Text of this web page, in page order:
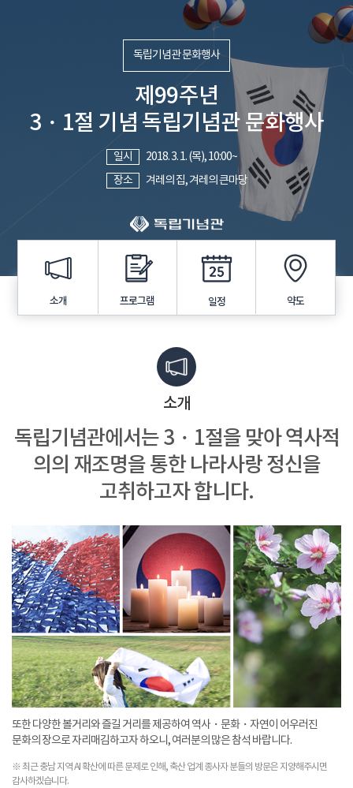
독립기념관 문화행사
제99주년
3・1절 기념 독립기념관 문화행사
일시
2018. 3. 1. (목), 10:00~
장소
겨레의 집, 겨레의 큰마당
소개 프로그램 일정 약도
소개
독립기념관에서는 3・1절을 맞아역사적
의의 재조명을 통한 나라사랑 정신을
고취하고자 합니다.
또한 다양한 볼거리와 즐길 거리를 제공하여 역사・문화・자연이 어우러진
문화의 장으로 자리매김하고자 하오니, 여러분의 많은 참석 바랍니다.
※ 최근 충남 지역 AI 확산에 따른 문제로 인해, 축산 업계 종사자 분들의 방문은 지양해주시면
감사하겠습니다.